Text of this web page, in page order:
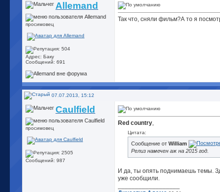
Allemand
просимовец
Адрес: Баку
Сообщений: 691
Так что, сняли фильм?А то я
07.07.2013, 15:12
Caulfield
просимовец
Сообщений: 987
Red country,
Цитата:
Сообщение от William
Релиз намечен аж на 2015 год.
И да, ты опять поднимаешь темы.
уже сообщили.